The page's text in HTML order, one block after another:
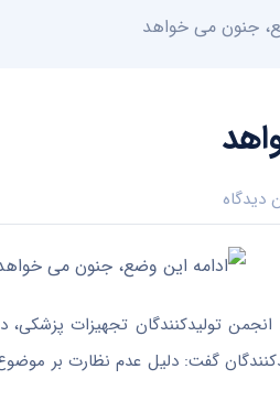
جنون می خواهد
دیدگاه
تولیدکنندگان تجهیزات
گفت:دلیل عدم نظارت بر